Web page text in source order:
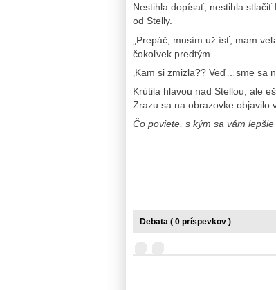
Nestihla dopísať, nestihla stlačiť
od Stelly.
„Prepáč, musím už ísť, mam
čokoľvek predtým.
‚Kam si zmizla?? Veď…sme sa
Krútila hlavou nad Stellou, ale
Zrazu sa na obrazovke objavilo
Čo poviete, s kým sa vám
Debata ( 0 príspevkov )